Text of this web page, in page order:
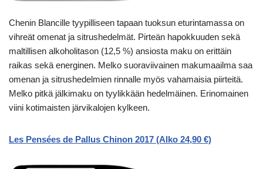
Chenin Blancille tyypilliseen tapaan tuoksun eturintamassa on
vihreät omenat ja sitrushedelmät. Pirteän hapokkuuden sekä
maltillisen alkoholitason (12,5 %) ansiosta maku on erittäin
raikas sekä energinen. Melko suoraviivainen makumaailma saa
omenan ja sitrushedelmien rinnalle myös vahamaisia piirteitä.
Melko pitkä jälkimaku on tyylikkään hedelmäinen. Erinomainen
viini kotimaisten järvikalojen kylkeen.
Les Pensées de Pallus Chinon 2017 (Alko 24,90 €)